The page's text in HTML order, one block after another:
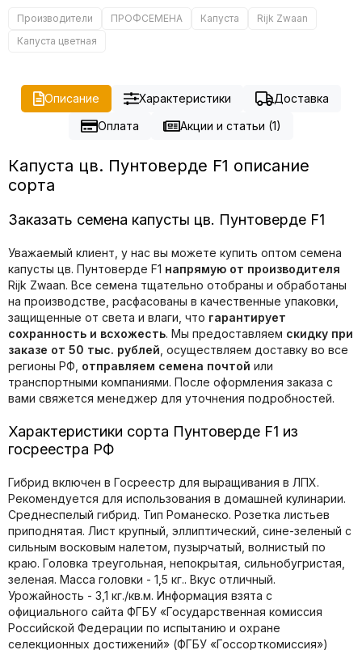
Производители ПРОФСЕМЕНА Капуста
Rijk Zwaan
Капуста цветная
Описание Характеристики
Доставка
Оплата
Акции и статьи (1)
Капуста цв. Пунтоверде F1 описание
сорта
Заказать семена капусты цв. Пунтоверде F1
Уважаемый клиент, у нас вы можете купить оптом семена
капусты цв. Пунтоверде F1 напрямую от производителя
Rijk Zwaan. Все семена тщательно отобраны и обработаны
на производстве, расфасованы в качественные упаковки,
защищенные от света и влаги, что гарантирует
сохранность и всхожесть. Мы предоставляем скидку при
заказе от 50 тыс. рублей , осуществляем доставку во все
регионы РФ, отправляем семена почтой или
транспортными компаниями. После оформления заказа с
вами свяжется менеджер для уточнения подробностей.
Характеристики сорта Пунтоверде F1 из
госреестра РФ
Гибрид включен в Госреестр для выращивания в ЛПХ.
Рекомендуется для использования в домашней кулинарии.
Среднеспелый гибрид. Тип Романеско. Розетка листьев
приподнятая. Лист крупный, эллиптический, сине-зеленый с
сильным восковым налетом, пузырчатый, волнистый по
краю. Головка треугольная, непокрытая, сильнобугристая,
зеленая. Масса головки - 1,5 кг.. Вкус отличный.
Урожайность - 3,1 кг./кв.м. Информация взята с
официального сайта ФГБУ «Государственная комиссия
Российской Федерации по иcпытанию и охране
селекционных достижений» (ФГБУ «Госсорткомиссия»)